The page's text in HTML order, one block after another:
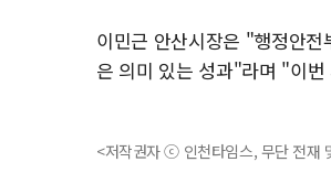
이민근 안산시장은 "행정안
은 의미 있는 성과"라며 "이
<저작권자 ⓒ 인천타임스, 무단 전재